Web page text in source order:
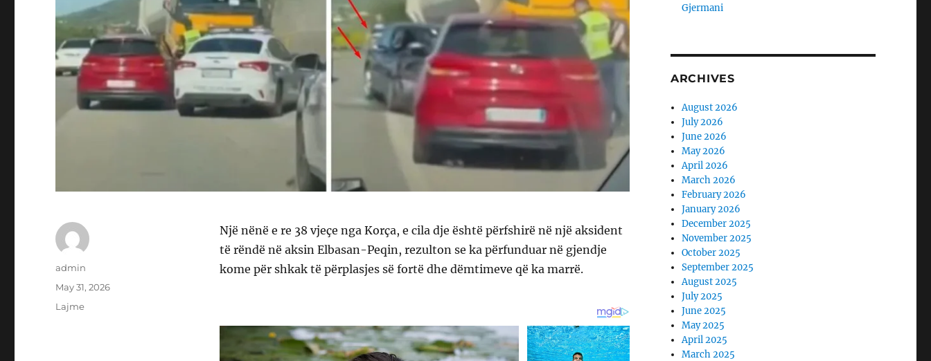
Një nënë e re 38 vjeçe nga Korça, e cila dje është përfshirë në një aksident
të rëndë në aksin Elbasan-Peqin, rezulton se ka përfunduar në gjendje
kome për shkak të përplasjes së fortë dhe dëmtimeve që ka marrë.
Author
admin
Posted
on
May 31, 2026
Categories
Lajme
Gjermani
ARCHIVES
August 2026
July 2026
June 2026
May 2026
April 2026
March 2026
February 2026
January 2026
December 2025
November 2025
October 2025
September 2025
August 2025
July 2025
June 2025
May 2025
April 2025
March 2025